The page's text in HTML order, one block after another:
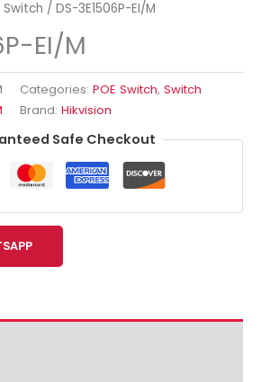
Switch / DS-3E1506P-EI/M
EI/M
Categories: POE Switch, Switch
Brand: Hikvision
Safe Checkout